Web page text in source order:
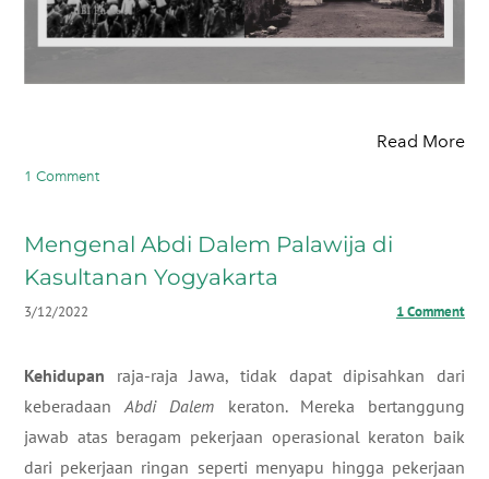
Read More
1 Comment
Mengenal Abdi Dalem Palawija di
Kasultanan Yogyakarta
3/12/2022 1 Comment
Kehidupan raja-raja Jawa, tidak dapat dipisahkan dari
keberadaanAbdi Dalem keraton. Mereka bertanggung
jawab atas beragam pekerjaan operasional keraton baik
dari pekerjaan ringan seperti menyapu hingga pekerjaan